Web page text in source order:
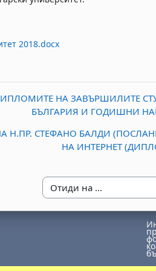
2018.docx
НА ЗАВЪРШИЛИТЕ
БЪЛГАРИЯ И ГОДИШНИ
Н.ПР. СТЕФАНО БАЛДИ
НА ИНТЕРНЕТ
Отиди на ...